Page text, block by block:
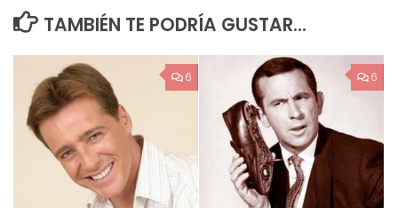
TAMBIÉN TE PODRÍA GUSTAR...
6 6